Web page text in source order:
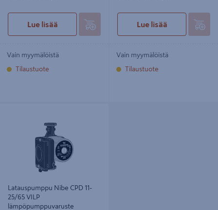
Lue lisää
Vain myymälöistä
Tilaustuote
Lue lisää
Vain myymälöistä
Tilaustuote
Latauspumppu Nibe CPD 11-
25/65 VILP
lämpöpumppuvaruste